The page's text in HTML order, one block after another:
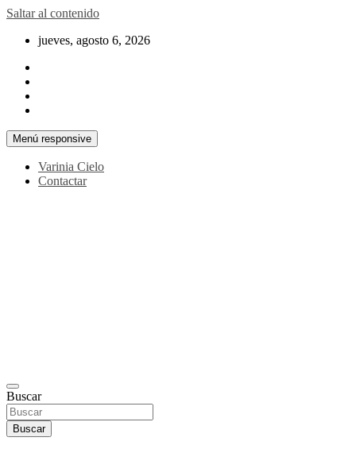
Saltar al contenido
jueves, agosto 6, 2026
Menú responsive
Varinia Cielo
Contactar
Buscar
Buscar